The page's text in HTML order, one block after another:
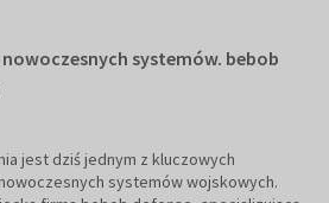
systemów. bebob
jest dziś jednym z kluczowych
systemów wojskowych.